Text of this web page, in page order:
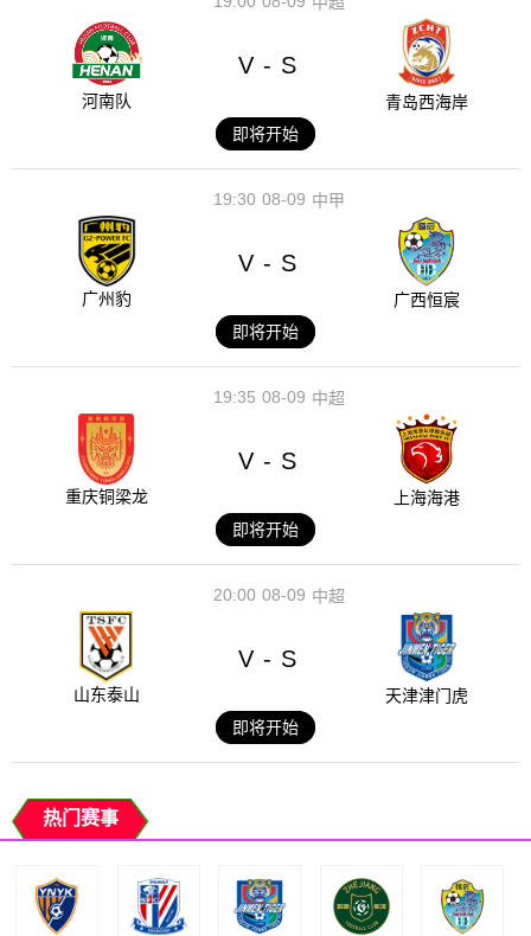
河南队
V - S
青岛西海岸
即将开始
08-09
19:30 中甲
广州豹
V - S
广西恒宸
即将开始
08-09
19:35 中超
重庆铜梁龙
V - S
上海海港
即将开始
08-09
20:00 中超
山东泰山
V - S
天津津门虎
即将开始
热门赛事